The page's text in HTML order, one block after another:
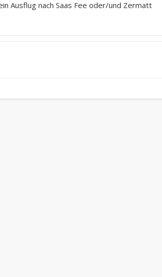
Ausflug nach Saas Fee oder/und Zermatt